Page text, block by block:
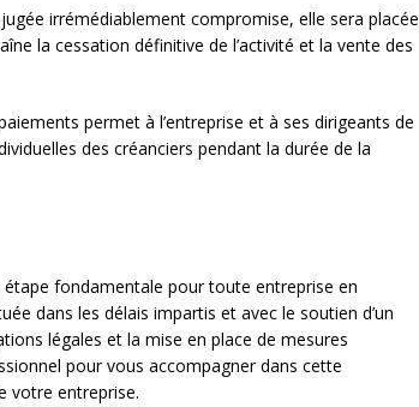
jugée irrémédiablement compromise, elle sera placée
la cessation définitive de l’activité et la vente des
permet à l’entreprise et à ses dirigeants de
des créanciers pendant la durée de la
fondamentale pour toute entreprise en
dans les délais impartis et avec le soutien d’un
légales et la mise en place de mesures
pour vous accompagner dans cette
votre entreprise.